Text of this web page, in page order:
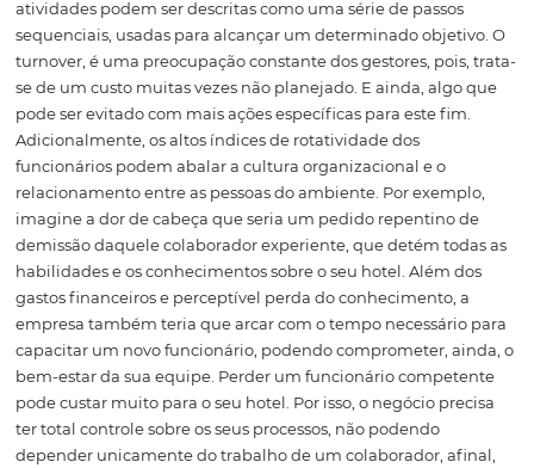
Quais são os processos do seu hotel? Mesmo que você
perceba, ou não saiba nomeá-los, eles acontecem
Inclusive, é muito importante sempre buscar melhorá-
garantir umaexperiência inesquecível ao seu
não haver dúvidas, os processos são aquelas ações
empresa, que se repetem de forma cíclica. Geralmente,
atividades podem ser descritas como uma série de
sequenciais, usadas para alcançar um determinado
turnover, é uma preocupação constante dos gestores,
se de um custo muitas vezes não planejado. E ainda,
pode ser evitado com mais ações específicas para este
Adicionalmente, os altos índices de rotatividade dos
funcionários podem abalar a cultura organizacional e o
relacionamento entre as pessoas do ambiente. Por